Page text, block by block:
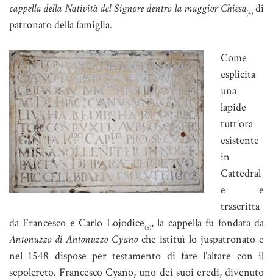
cappella della Natività del Signore dentro la maggior Chiesa(4)di
patronato della famiglia.
Come
esplicita
una
lapide
tutt’ora
esistente
in
Cattedral
e e
trascritta
da Francesco e Carlo Lojodice(5), la cappella fu fondata da
Antonuzzo di Antonuzzo Cyano che istituì lo juspatronato e
nel 1548 dispose per testamento di fare l’altare con il
sepolcreto. Francesco Cyano, uno dei suoi eredi, divenuto